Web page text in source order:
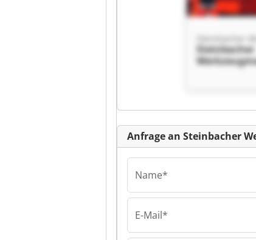
Steinbacher
GmbH
Anfrage an Steinbacher
Name*
E-Mail*